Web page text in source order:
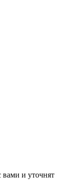
вами и уточнят